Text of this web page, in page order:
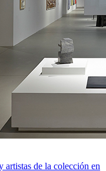
artistas de la colección en